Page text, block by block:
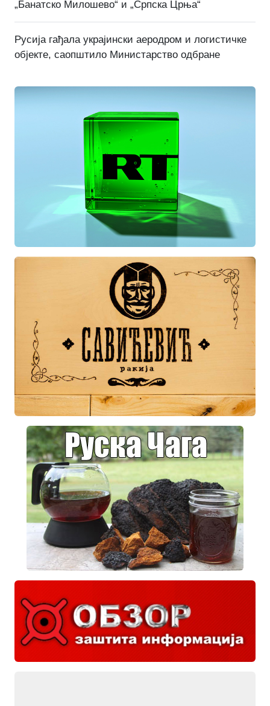
„Банатско Милошево“ и „Српска Црња“
Русија гађала украјински аеродром и логистичке
објекте, саопштило Министарство одбране